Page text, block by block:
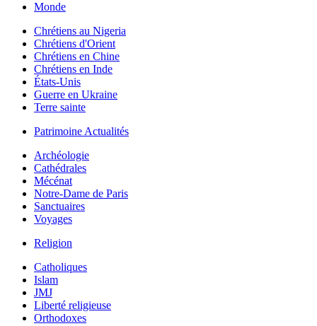
Monde
Chrétiens au Nigeria
Chrétiens d'Orient
Chrétiens en Chine
Chrétiens en Inde
États-Unis
Guerre en Ukraine
Terre sainte
Patrimoine Actualités
Archéologie
Cathédrales
Mécénat
Notre-Dame de Paris
Sanctuaires
Voyages
Religion
Catholiques
Islam
JMJ
Liberté religieuse
Orthodoxes